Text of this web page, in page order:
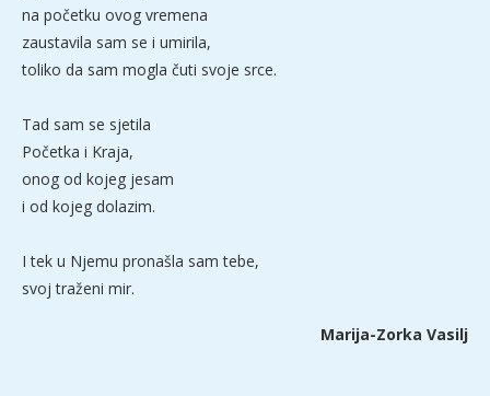
na početku ovog vremena
zaustavila sam se i umirila,
toliko da sam mogla čuti svoje srce.
Tad sam se sjetila
Početka i Kraja,
onog od kojeg jesam
i od kojeg dolazim.
I tek u Njemu pronašla sam tebe,
svoj traženi mir.
Marija-Zorka Vasilj